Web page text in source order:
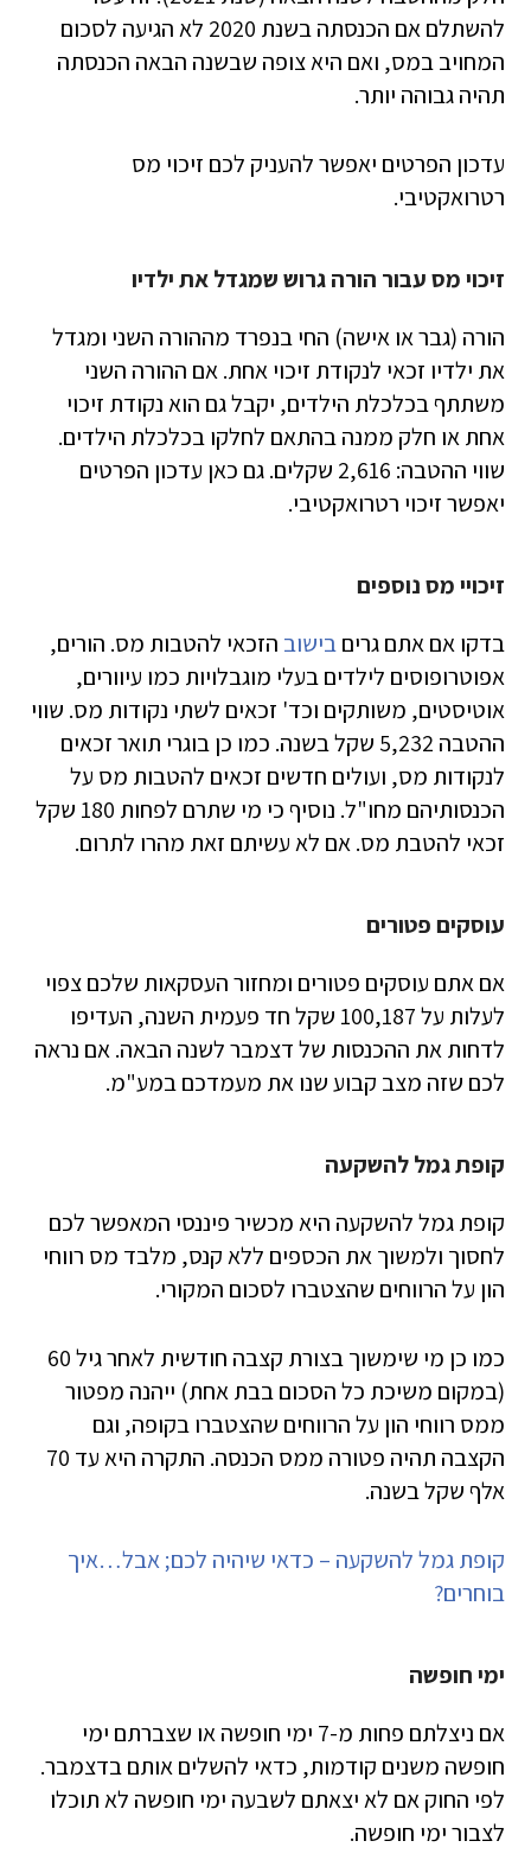
להשתלם אם הכנסתה בשנת 2020 לא הגיעה לסכום
המחויב במס, ואם היא צופה שבשנה הבאה הכנסתה
תהיה גבוהה יותר.
עדכון הפרטים יאפשר להעניק לכם זיכוי מס
רטרואקטיבי.
זיכוי מס עבור הורה גרוש שמגדל את ילדיו
הורה (גבר או אישה) החי בנפרד מההורה השני ומגדל
את ילדיו זכאי לנקודת זיכוי אחת. אם ההורה השני
משתתף בכלכלת הילדים, יקבל גם הוא נקודת זיכוי
אחת או חלק ממנה בהתאם לחלקו בכלכלת הילדים.
שווי ההטבה: 2,616 שקלים. גם כאן עדכון הפרטים
יאפשר זיכוי רטרואקטיבי.
זיכויי מס נוספים
בדקו אם אתם גריםבישוב הזכאי להטבות מס. הורים,
אפוטרופוסים לילדים בעלי מוגבלויות כמו עיוורים,
אוטיסטים, משותקים וכד' זכאים לשתי נקודות מס. שווי
ההטבה 5,232 שקל בשנה. כמו כן בוגרי תואר זכאים
לנקודות מס, ועולים חדשים זכאים להטבות מס על
הכנסותיהם מחו"ל. נוסיף כי מי שתרם לפחות 180 שקל
זכאי להטבת מס. אם לא עשיתם זאת מהרו לתרום.
עוסקים פטורים
אם אתם עוסקים פטורים ומחזור העסקאות שלכם צפוי
לעלות על 100,187 שקל חד פעמית השנה, העדיפו
לדחות את ההכנסות של דצמבר לשנה הבאה. אם נראה
לכם שזה מצב קבוע שנו את מעמדכם במע"מ.
קופת גמל להשקעה
קופת גמל להשקעה היא מכשיר פיננסי המאפשר לכם
לחסוך ולמשוך את הכספים ללא קנס, מלבד מס רווחי
הון על הרווחים שהצטברו לסכום המקורי.
כמו כן מי שימשוך בצורת קצבה חודשית לאחר גיל 60
(במקום משיכת כל הסכום בבת אחת) ייהנה מפטור
ממס רווחי הון על הרווחים שהצטברו בקופה, וגם
הקצבה תהיה פטורה ממס הכנסה. התקרה היא עד 70
אלף שקל בשנה.
קופת גמל להשקעה – כדאי שיהיה לכם; אבל…איך
בוחרים?
ימי חופשה
אם ניצלתם פחות מ-7 ימי חופשה או שצברתם ימי
חופשה משנים קודמות, כדאי להשלים אותם בדצמבר.
לפי החוק אם לא יצאתם לשבעה ימי חופשה לא תוכלו
לצבור ימי חופשה.